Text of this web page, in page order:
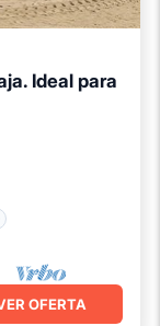
Ideal para
OFERTA